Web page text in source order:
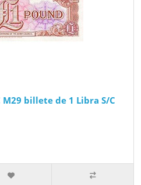
M29 billete de 1 Libra S/C